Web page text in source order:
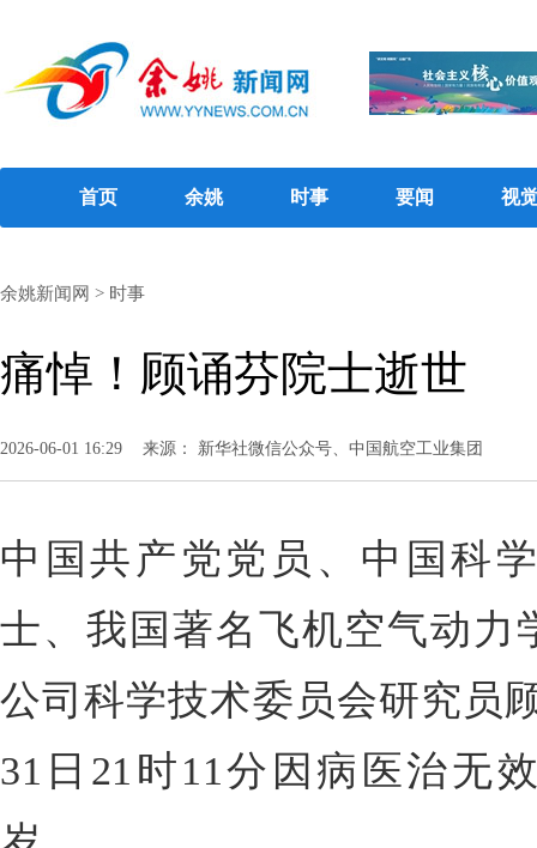
首页 余姚 时事 要闻 视
余姚新闻网 > 时事
痛悼！顾诵芬院士逝世
2026-06-01 16:29 来源： 新华社微信公众号、中国航空工业集团
中国共产党党员、中国科
士、我国著名飞机空气动力
公司科学技术委员会研究员
31日21时11分因病医治无